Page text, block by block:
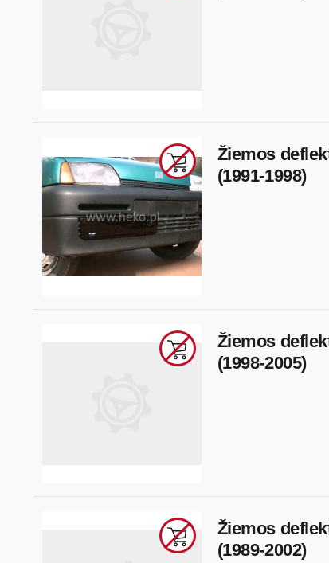
Žiemos
(1991-1998)
Žiemos
(1998-2005)
Žiemos
(1989-2002)